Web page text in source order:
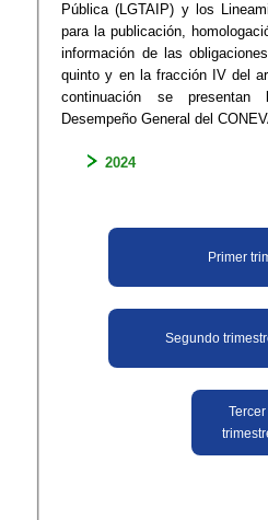
Pública (LGTAIP) y los
para la publicación,
información de las
quinto y en la fracción IV del
continuación se
Desempeño General del
2024
Primer
Segundo
Tercer